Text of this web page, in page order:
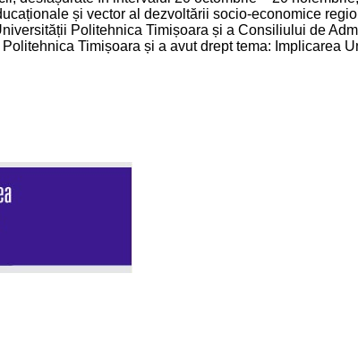
și vector al dezvoltării socio-economice
Politehnica Timișoara și a Consiliului de
Timișoara și a avut drept tema: Implicarea